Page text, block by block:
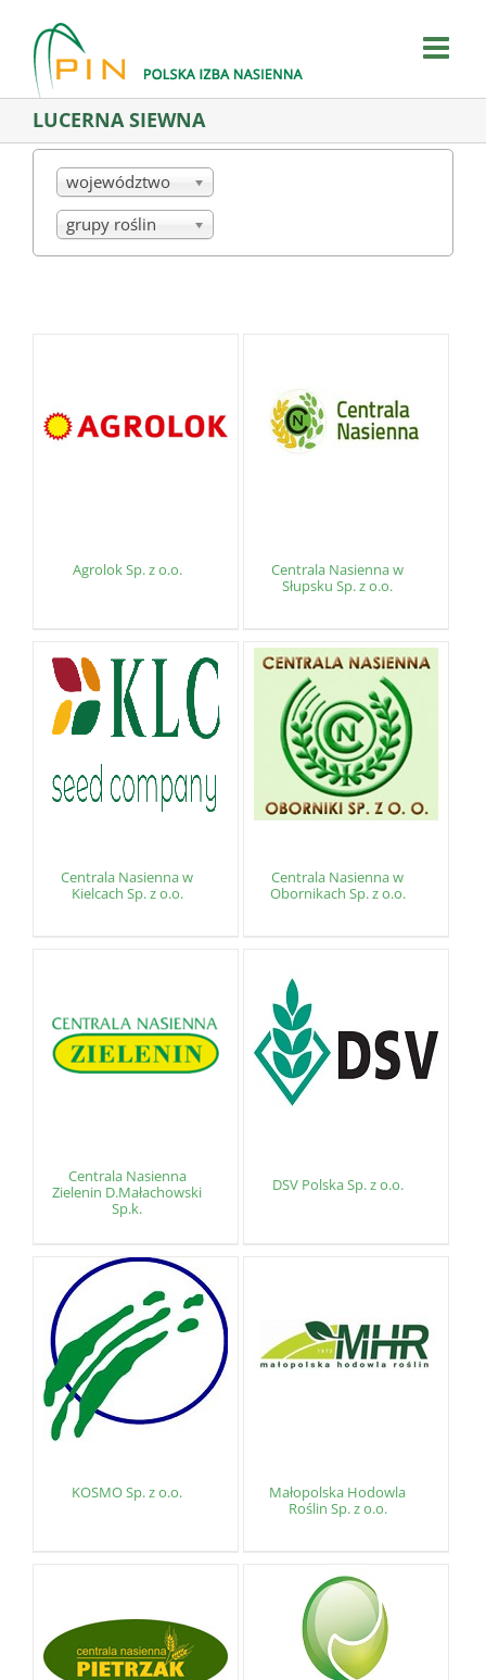
content
LUCERNA SIEWNA
województwo
grupy roślin
Agrolok Sp. z o.o.
Centrala Nasienna w
Słupsku Sp. z o.o.
Centrala Nasienna w
Kielcach Sp. z o.o.
Centrala Nasienna w
Obornikach Sp. z o.o.
Centrala Nasienna
Zielenin D.Małachowski
Sp.k.
DSV Polska Sp. z o.o.
KOSMO Sp. z o.o.
Małopolska Hodowla
Roślin Sp. z o.o.